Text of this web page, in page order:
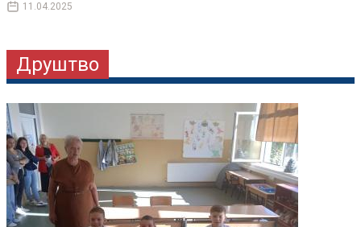
11.04.2025
Друштво